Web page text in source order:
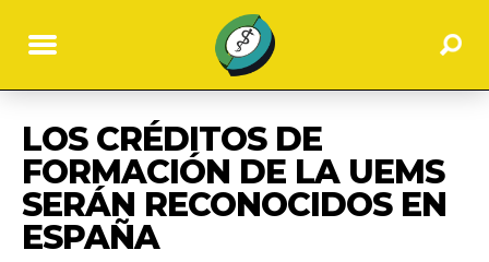
LOS CRÉDITOS DE
FORMACIÓN DE LA UEMS
SERÁN RECONOCIDOS EN
ESPAÑA